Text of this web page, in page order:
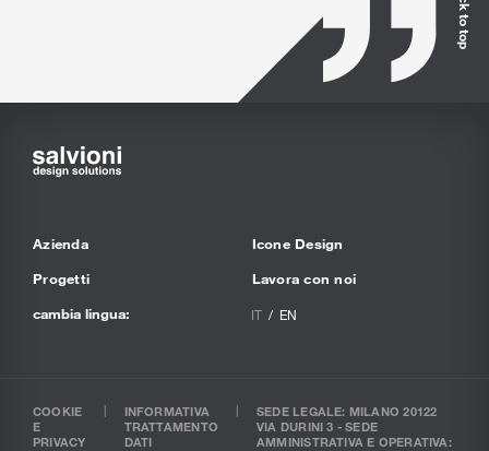
Azienda
Progetti
Icone Design
Lavora con noi
cambia lingua:
IT EN
COOKIE
E
PRIVACY
INFORMATIVA
TRATTAMENTO
DATI
SEDE LEGALE: MILANO 20122
VIA DURINI 3 - SEDE
AMMINISTRATIVA E OPERATIVA: